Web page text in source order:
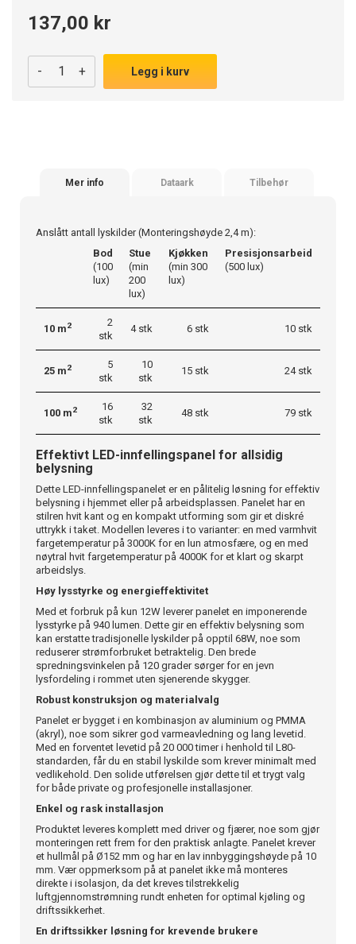
137,00 kr
- + Legg i kurv
Mer info Dataark Tilbehør
Anslått antall lyskilder (Monteringshøyde 2,4 m):
Bod
(100
lux)
Stue
(min
200
lux)
Kjøkken
(min 300
lux)
Presisjonsarbeid
(500 lux)
10 m2
2
stk
4 stk 6 stk 10 stk
25 m2
5
stk
10
stk
15 stk 24 stk
100 m2
16
stk
32
stk
48 stk 79 stk
Effektivt LED-innfellingspanel for allsidig
belysning
Dette LED-innfellingspanelet er en pålitelig løsning for effektiv
belysning i hjemmet eller på arbeidsplassen. Panelet har en
stilren hvit kant og en kompakt utforming som gir et diskré
uttrykk i taket. Modellen leveres i to varianter: en med varmhvit
fargetemperatur på 3000K for en lun atmosfære, og en med
nøytral hvit fargetemperatur på 4000K for et klart og skarpt
arbeidslys.
Høy lysstyrke og energieffektivitet
Med et forbruk på kun 12W leverer panelet en imponerende
lysstyrke på 940 lumen. Dette gir en effektiv belysning som
kan erstatte tradisjonelle lyskilder på opptil 68W, noe som
reduserer strømforbruket betraktelig. Den brede
spredningsvinkelen på 120 grader sørger for en jevn
lysfordeling i rommet uten sjenerende skygger.
Robust konstruksjon og materialvalg
Panelet er bygget i en kombinasjon av aluminium og PMMA
(akryl), noe som sikrer god varmeavledning og lang levetid.
Med en forventet levetid på 20 000 timer i henhold til L80-
standarden, får du en stabil lyskilde som krever minimalt med
vedlikehold. Den solide utførelsen gjør dette til et trygt valg
for både private og profesjonelle installasjoner.
Enkel og rask installasjon
Produktet leveres komplett med driver og fjærer, noe som gjør
monteringen rett frem for den praktisk anlagte. Panelet krever
et hullmål på Ø152 mm og har en lav innbyggingshøyde på 10
mm. Vær oppmerksom på at panelet ikke må monteres
direkte i isolasjon, da det kreves tilstrekkelig
luftgjennomstrømning rundt enheten for optimal kjøling og
driftssikkerhet.
En driftssikker løsning for krevende brukere